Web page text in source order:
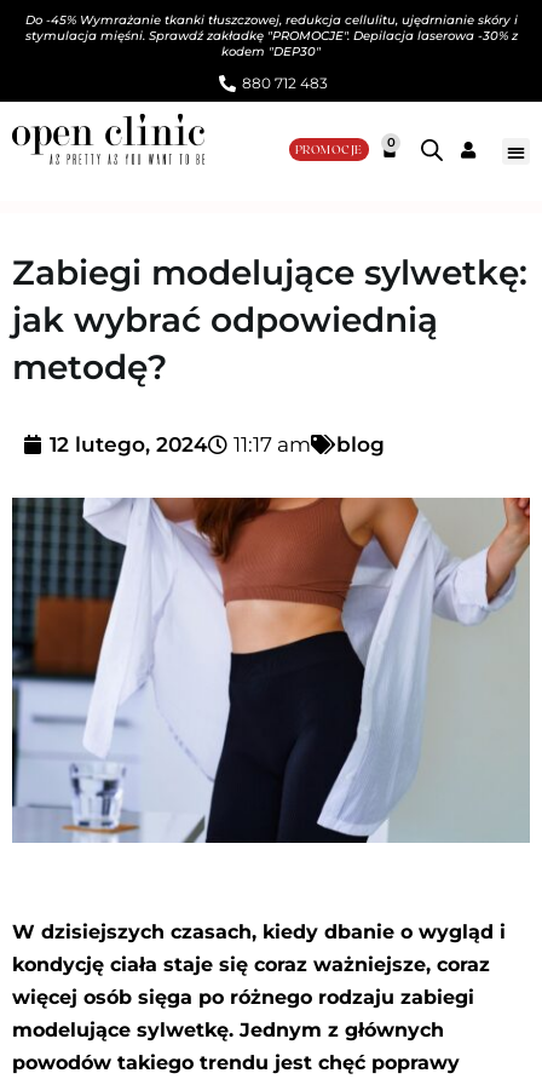
Do -45% Wymrażanie tkanki tłuszczowej, redukcja cellulitu, ujędrnianie skóry i
stymulacja mięśni. Sprawdź zakładkę "PROMOCJE". Depilacja laserowa -30% z
kodem "DEP30"
880 712 483​
PROMOCJE 0
Zabiegi modelujące sylwetkę:
jak wybrać odpowiednią
metodę?
12 lutego, 2024 11:17 am blog
W dzisiejszych czasach, kiedy dbanie o wygląd i
kondycję ciała staje się coraz ważniejsze, coraz
więcej osób sięga po różnego rodzaju zabiegi
modelujące sylwetkę. Jednym z głównych
powodów takiego trendu jest chęć poprawy